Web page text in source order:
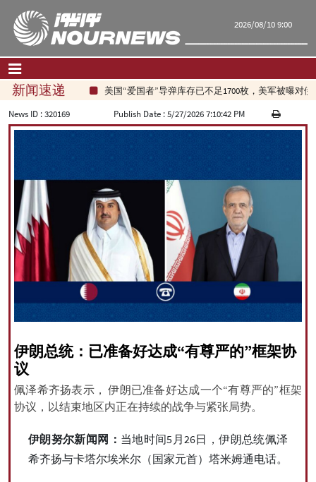
2026/08/10 9:00
首页 联系我们|关于我们
政治
经济
文化.社会
世界
旅游
|فارسی|English|العربیه|
עברית|русский 中文|
All rights reserved for NourNews
Copyright © 2021 www.nournews.ir
新闻速递
美国“爱国者”导弹库存已不足1700枚，美军被曝对伊
News ID :320169 Publish Date :5/27/2026 7:10:42 PM
伊朗总统：已准备好达成“有尊严的”框架协
议
佩泽希齐扬表示， 伊朗已准备好达成一个“有尊严的”框架
协议，以结束地区内正在持续的战争与紧张局势。
伊朗努尔新闻网： 当地时间5月26日，伊朗总统佩泽
希齐扬与卡塔尔埃米尔（国家元首）塔米姆通电话。